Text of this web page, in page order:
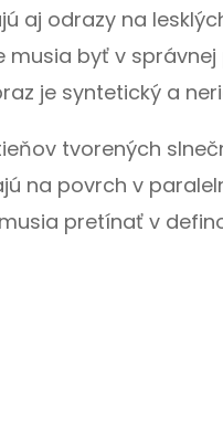
aj odrazy na
byť v správnej
je syntetický a
tvorených
na povrch v
pretínať v